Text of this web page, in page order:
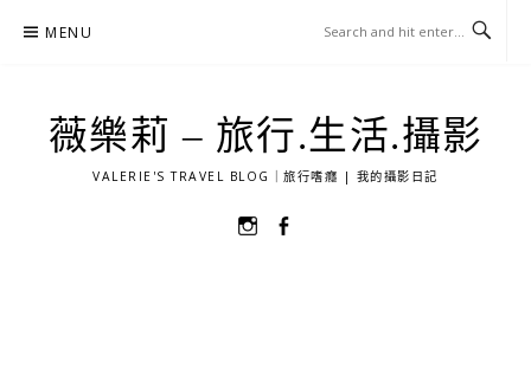
MENU
薇樂莉 – 旅行.生活.攝影
VALERIE'S TRAVEL BLOG｜旅行嗜癮 | 我的攝影日記
選